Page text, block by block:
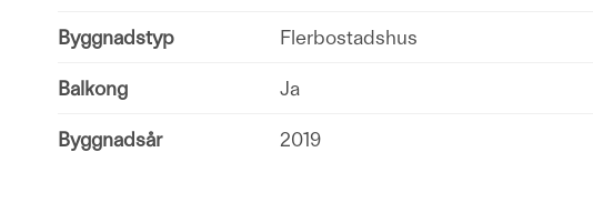
Byggnadstyp Flerbostadshus
Balkong Ja
Byggnadsår 2019